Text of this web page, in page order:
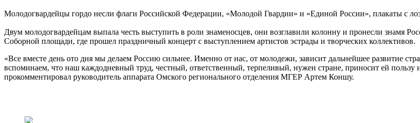
Молодогвардейцы гордо несли флаги Российской Федерации, «Молодой Гвардии» и «Единой России», плакаты с
Двум молодогвардейцам выпала честь выступить в роли знаменосцев, они возглавили колонну и пронесли знамя
Соборной площади, где прошел праздничный концерт с выступлением артистов эстрады и творческих коллективов.
«Все вместе день ото дня мы делаем Россию сильнее. Именно от нас, от молодежи, зависит дальнейшее развитие
вспоминаем, что наш каждодневный труд, честный, ответственный, терпеливый, нужен стране, приносит ей пользу
прокомментировал руководитель аппарата Омского регионального отделения МГЕР Артем Коншу.